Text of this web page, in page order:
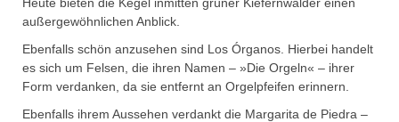
außergewöhnlichen Anblick.
Ebenfalls schön anzusehen sind Los Órganos. Hierbei handelt
es sich um Felsen, die ihren Namen – »Die Orgeln« – ihrer
Form verdanken, da sie entfernt an Orgelpfeifen erinnern.
Ebenfalls ihrem Aussehen verdankt die Margarita de Piedra –